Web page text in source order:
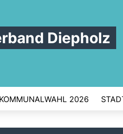
Diepholz
KOMMUNALWAHL 2026